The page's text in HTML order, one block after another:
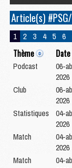
Article(s)
1 2 3 4 5 6
Thème Date
Podcast
06-
2026
Club
06-
2026
Statistiques
04-
2026
Match
04-
2026
Match
04-